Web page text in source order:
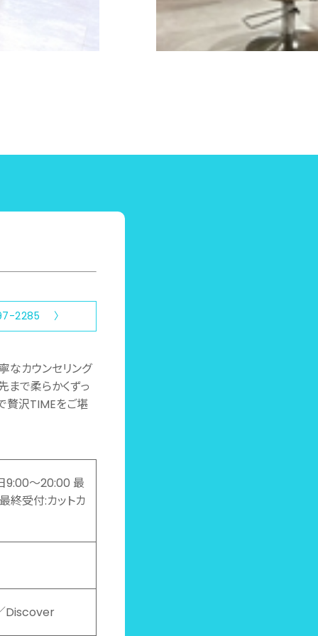
2285 〉
なカウンセリング
まで柔らかくずっ
贅沢TIMEをご堪
9:00～20:00 最
終受付:カットカ
Discover